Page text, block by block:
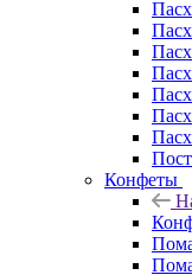
Конфеты